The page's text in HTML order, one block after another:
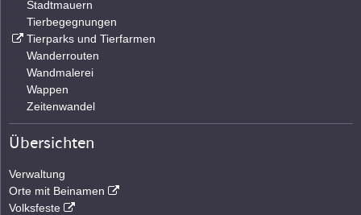
Stadtmauern
Tierbegegnungen
Tierparks und Tierfarmen
Wanderrouten
Wandmalerei
Wappen
Zeitenwandel
Übersichten
Verwaltung
Orte mit Beinamen
Volksfeste